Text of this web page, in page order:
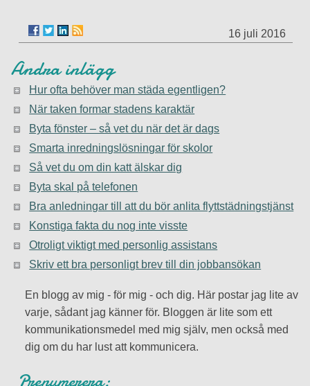
16 juli 2016
Andra inlägg
Hur ofta behöver man städa egentligen?
När taken formar stadens karaktär
Byta fönster – så vet du när det är dags
Smarta inredningslösningar för skolor
Så vet du om din katt älskar dig
Byta skal på telefonen
Bra anledningar till att du bör anlita flyttstädningstjänst
Konstiga fakta du nog inte visste
Otroligt viktigt med personlig assistans
Skriv ett bra personligt brev till din jobbansökan
En blogg av mig - för mig - och dig. Här postar jag lite av
varje, sådant jag känner för. Bloggen är lite som ett
kommunikationsmedel med mig själv, men också med
dig om du har lust att kommunicera.
Prenumerera: